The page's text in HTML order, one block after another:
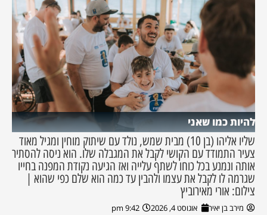
להיות כמו שאני
שליו אליהו (בן 10) מבית שמש, נולד עם שיתוק מוחין ומגיל מאוד
צעיר התמודד עם הקושי לקבל את המגבלה שלו. הוא ניסה להסתיר
אותה ונמנע בכל כוחו לשתף עלייה ואז הגיעה נקודת המפנה בחייו
שגרמה לו לקבל את עצמו ולהבין עד כמה הוא שלם כפי שהוא |
צילום: אורי מאירוביץ
מירב בן יאיר אוגוסט 4, 2026 9:42 pm